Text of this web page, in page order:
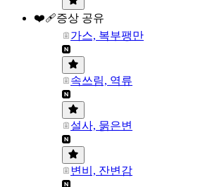
❤️‍🩹증상 공유
가스, 복부팽만
속쓰림, 역류
설사, 묽은변
변비, 잔변감